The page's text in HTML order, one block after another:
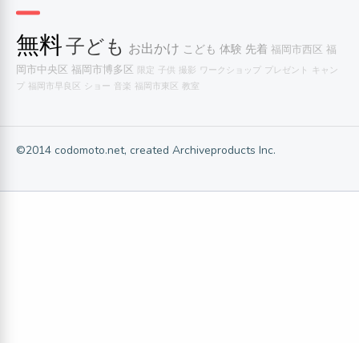
無料子ども お出かけ こども 体験 先着 福岡市西区 福
岡市中央区 福岡市博多区 限定 子供 撮影 ワークショップ プレゼント キャン
プ 福岡市早良区 ショー 音楽 福岡市東区 教室
©2014 codomoto.net, created Archiveproducts Inc.